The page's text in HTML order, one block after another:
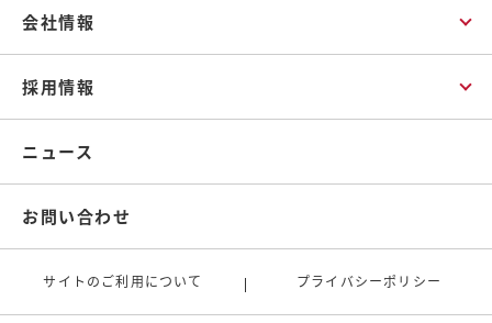
会社情報
採用情報
ニュース
お問い合わせ
サイトのご利用について プライバシーポリシー